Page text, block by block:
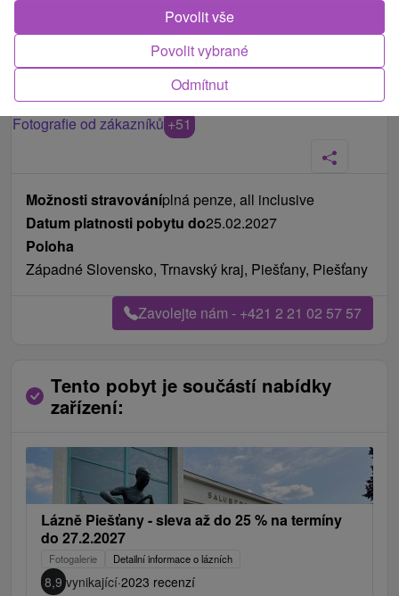
Fotografie od zákazníků +51
Možnosti stravováníplná penze, all inclusive
Datum platnosti pobytu do25.02.2027
Poloha
Západné Slovensko, Trnavský kraj, Piešťany, Piešťany
Zavolejte nám - +421 2 21 02 57 57
Tento pobyt je součástí nabídky
zařízení:
Lázně Piešťany - sleva až do 25 % na termíny
do 27.2.2027
Fotogalerie Detailní informace o lázních
8,9 vynikající·2023 recenzí
Odmítnut
Povolit vybrané
Povolit vše